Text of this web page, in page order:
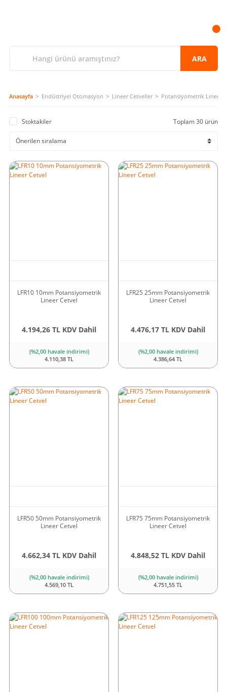
ARA
Anasayfa Endüstriyel Otomasyon Lineer Cetveller Potansiyometrik Lineer
Stoktakiler Toplam 30 ürün
LFR10 10mm Potansiyometrik
Lineer Cetvel
4.194,26 TL KDV Dahil
(%2,00 havale indirimi)
4.110,38 TL
LFR25 25mm Potansiyometrik
Lineer Cetvel
4.476,17 TL KDV Dahil
(%2,00 havale indirimi)
4.386,64 TL
LFR50 50mm Potansiyometrik
Lineer Cetvel
4.662,34 TL KDV Dahil
(%2,00 havale indirimi)
4.569,10 TL
LFR75 75mm Potansiyometrik
Lineer Cetvel
4.848,52 TL KDV Dahil
(%2,00 havale indirimi)
4.751,55 TL